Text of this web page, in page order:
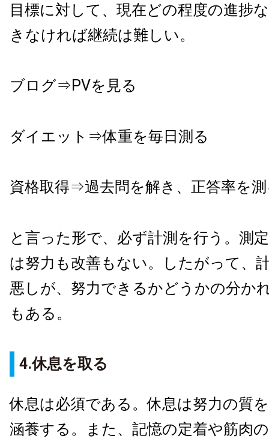
目標に対して、現在どの程度の進捗
きなければ継続は難しい。
ブログ⇒PVを見る
ダイエット⇒体重を毎日測る
資格取得⇒過去問を解き、正答率を
と言った形で、必ず計測を行う。測
は努力も改善もない。したがって、
悪しが、努力できるかどうかの分か
もある。
4.休息を取る
休息は必須である。休息は努力の質
涵養する。また、記憶の定着や筋肉